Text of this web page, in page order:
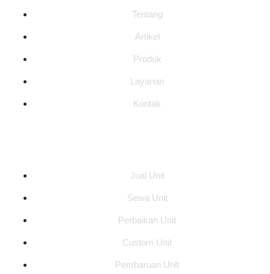
Tentang
Artikel
Produk
Layanan
Kontak
Jual Unit
Sewa Unit
Perbaikan Unit
Custom Unit
Pembaruan Unit